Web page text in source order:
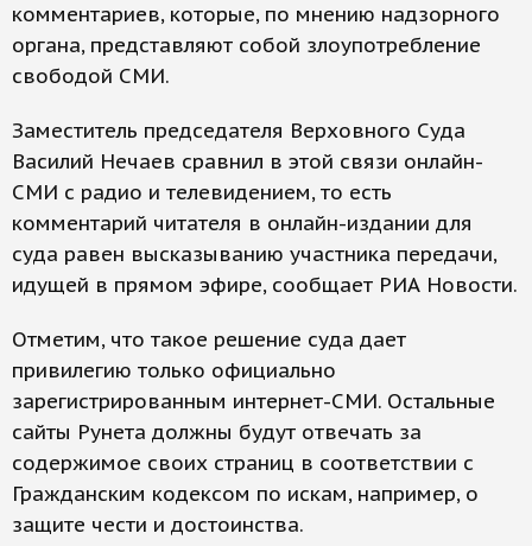
комментариев, которые, по мнению надзорного
органа, представляют собой злоупотребление
свободой СМИ.
Заместитель председателя Верховного Суда
Василий Нечаев сравнил в этой связи онлайн-
СМИ с радио и телевидением, то есть
комментарий читателя в онлайн-издании для
суда равен высказыванию участника передачи,
идущей в прямом эфире, сообщает РИА Новости.
Отметим, что такое решение суда дает
привилегию только официально
зарегистрированным интернет-СМИ. Остальные
сайты Рунета должны будут отвечать за
содержимое своих страниц в соответствии с
Гражданским кодексом по искам, например, о
защите чести и достоинства.